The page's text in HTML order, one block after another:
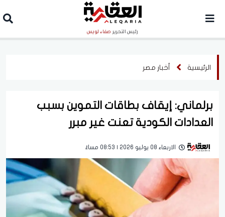
رئيس التحرير صفاء لويس
الرئيسية أخبار مصر
برلماني: إيقاف بطاقات التموين بسبب
العدادات الكودية تعنت غير مبرر
الاربعاء 08 يوليو 2026 | 08:53 مساءً